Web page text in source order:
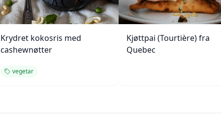
Krydret kokosris med
cashewnøtter
vegetar
Kjøttpai (Tourtière) fra
Quebec